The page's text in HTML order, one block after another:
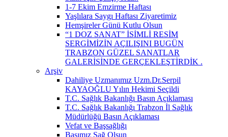
1-7 Ekim Emzirme Haftası
Yaşlılara Saygı Haftası Ziyaretimiz
Hemşireler Günü Kutlu Olsun
“1 DOZ SANAT” İSİMLİ RESİM
SERGİMİZİN AÇILIŞINI BUGÜN
TRABZON GÜZEL SANATLAR
GALERİSİNDE GERÇEKLEŞTİRDİK ​.
Arşiv
Dahiliye Uzmanımız Uzm.Dr.Serpil
KAYAOĞLU Yılın Hekimi Seçildi
T.C. Sağlık Bakanlığı Basın Açıklaması
T.C. Sağlık Bakanlığı Trabzon İl Sağlık
Müdürlüğü Basın Açıklaması
Vefat ve Başsağlığı
Başımız Sağ Olsun